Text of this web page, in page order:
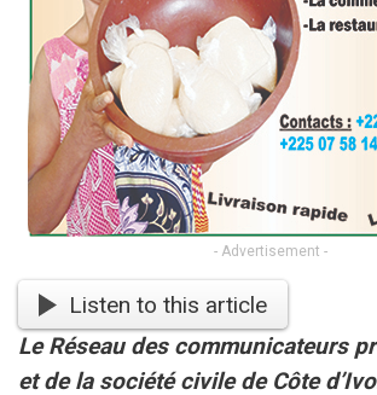
- Advertisement -
Listen to this article
Le Réseau des communicateurs
et de la société civile de Côte